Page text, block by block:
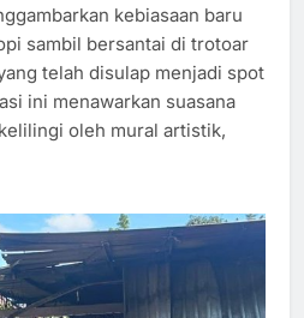
kebiasaan baru
sambil bersantai di trotoar
telah disulap menjadi spot
ini menawarkan suasana
oleh mural artistik,